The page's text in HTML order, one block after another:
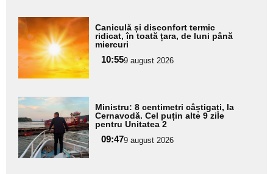
Adaugă
aici textul
pentru
subtitlu
Caniculă și disconfort termic
ridicat, în toată țara, de luni până
miercuri
10:559 august 2026
Adaugă
aici textul
pentru
subtitlu
Ministru: 8 centimetri câștigați, la
Cernavodă. Cel puțin alte 9 zile
pentru Unitatea 2
09:479 august 2026